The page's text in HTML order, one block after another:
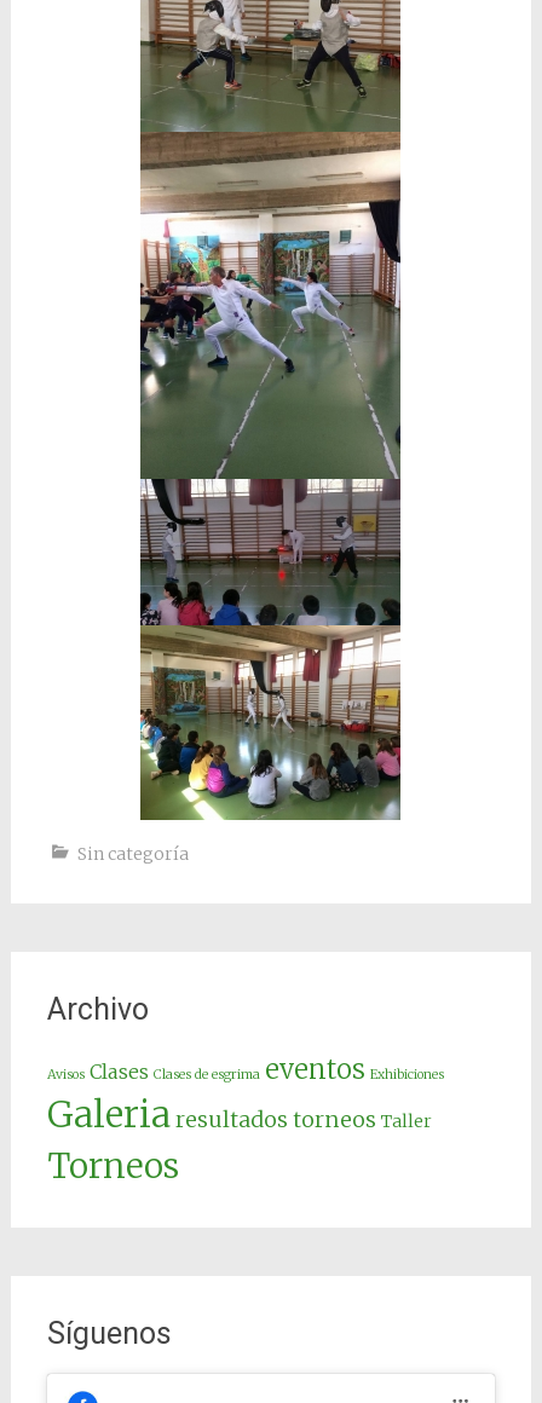
Sin categoría
Archivo
Avisos Clases Clases de esgrima eventos Exhibiciones
Galeriaresultados torneos Taller
Torneos
Síguenos